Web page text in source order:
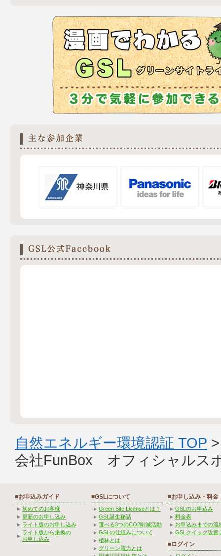
自然エネルギー環境認証 TOP
会社FunBox オフィシャルス
■お申込みガイド
初めてのお客様
更新のお申し込み
ライト版のお申し込み
ライト版から乗換の
お申し込み
■GSLについて
Green Site Licenseとは？
GSL誕生秘話
選べる3つのCO2削減活動
GSLの仕組みについて
植林とは
グリーン電力とは
■お申し込み・料金
GSLのお申込み
料金表
お申込みまでの流
GSLクイック設置
■ログイン